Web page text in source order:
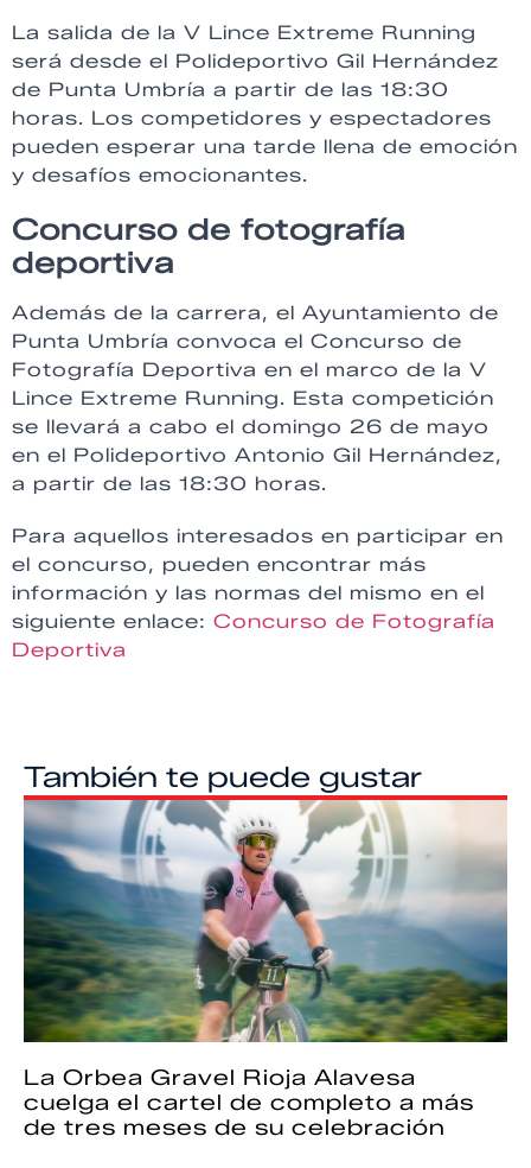
La salida de la V Lince Extreme Running
será desde el Polideportivo Gil Hernández
de Punta Umbría a partir de las 18:30
horas. Los competidores y espectadores
pueden esperar una tarde llena de emoción
y desafíos emocionantes.
Concurso de fotografía
deportiva
Además de la carrera, el Ayuntamiento de
Punta Umbría convoca el Concurso de
Fotografía Deportiva en el marco de la V
Lince Extreme Running. Esta competición
se llevará a cabo el domingo 26 de mayo
en el Polideportivo Antonio Gil Hernández,
a partir de las 18:30 horas.
Para aquellos interesados en participar en
el concurso, pueden encontrar más
información y las normas del mismo en el
siguiente enlace: Concurso de Fotografía
Deportiva
También te puede gustar
La Orbea Gravel Rioja Alavesa
cuelga el cartel de completo a más
de tres meses de su celebración